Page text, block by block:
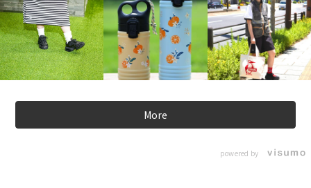
More
powered by